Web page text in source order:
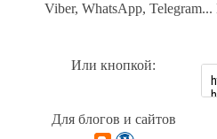
Viber, WhatsApp,
Или кнопкой:
Для блогов и сайтов